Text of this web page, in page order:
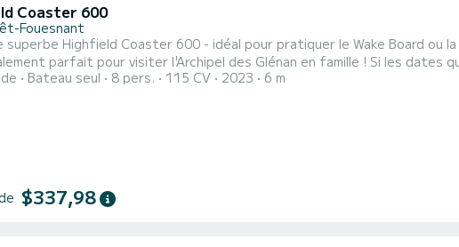
Coaster 600
Fouesnant
superbe Highfield Coaster 600 - idéal pour pratiquer le Wake Board ou
parfait pour visiter l'Archipel des Glénan en famille ! Si les dates que vous souhaitez réserver ne sont pas
n'hésitez pas à nous contacter afin que nous puissions vous
Bateau seul 8 pers. 115 CV 2023 6 m
$337,98